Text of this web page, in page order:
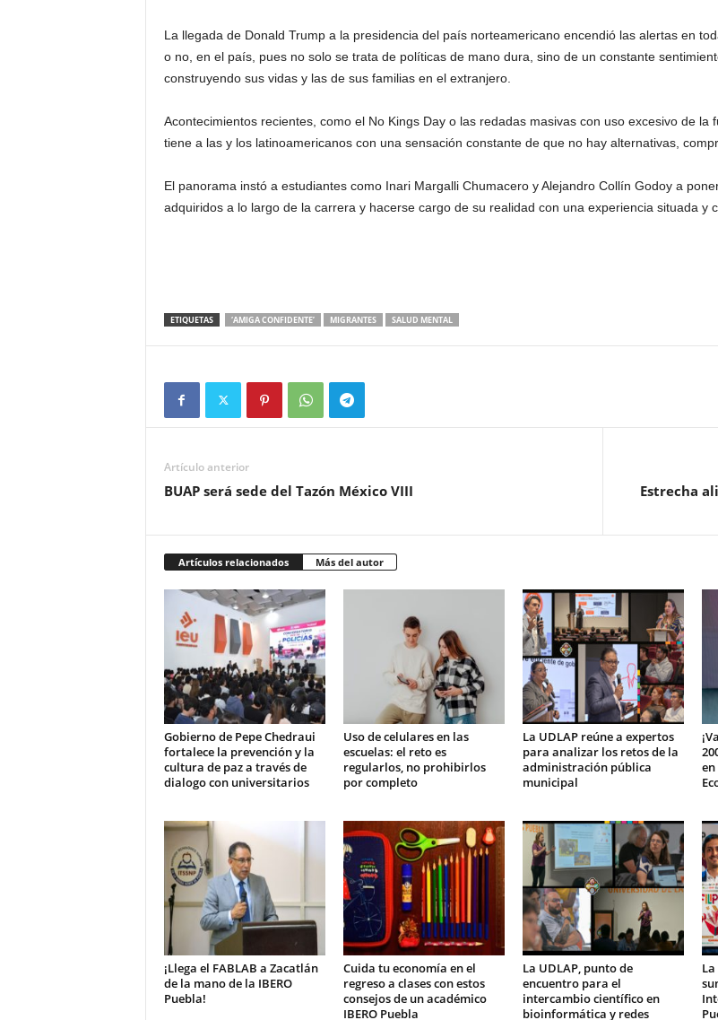
La llegada de Donald Trump a la presidencia del país norteamericano encendió las alertas en
o no, en el país, pues no solo se trata de políticas de mano dura, sino de un constante
construyendo sus vidas y las de sus familias en el extranjero.
Acontecimientos recientes, como el No Kings Day o las redadas masivas con uso excesivo de
tiene a las y los latinoamericanos con una sensación constante de que no hay alternativas,
El panorama instó a estudiantes como Inari Margalli Chumacero y Alejandro Collín Godoy a
adquiridos a lo largo de la carrera y hacerse cargo de su realidad con una experiencia situada y
ETIQUETAS ‘AMIGA CONFIDENTE’ MIGRANTES SALUD MENTAL
Artículo anterior
BUAP será sede del Tazón México VIII Estrecha
Artículos relacionados Más del autor
Gobierno de Pepe Chedraui
fortalece la prevención y la
cultura de paz a través de
dialogo con universitarios
Uso de celulares en las
escuelas: el reto es
regularlos, no prohibirlos
por completo
La UDLAP reúne a expertos
para analizar los retos de la
administración pública
municipal
en
¡Llega el FABLAB a Zacatlán
de la mano de la IBERO
Puebla!
Cuida tu economía en el
regreso a clases con estos
consejos de un académico
IBERO Puebla
La UDLAP, punto de
encuentro para el
intercambio científico en
bioinformática y redes